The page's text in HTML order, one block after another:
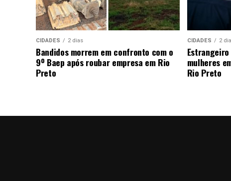
CIDADES 2 dias
Bandidos morrem em confronto com o
9º Baep após roubar empresa em Rio
Preto
CIDADES 2
mulheres
Rio Preto